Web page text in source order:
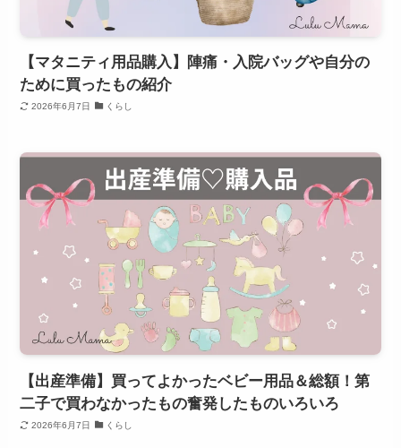
【マタニティ用品購入】陣痛・入院バッグや自分の
ために買ったもの紹介
2026年6月7日 くらし
【出産準備】買ってよかったベビー用品＆総額！第
二子で買わなかったもの奮発したものいろいろ
2026年6月7日 くらし